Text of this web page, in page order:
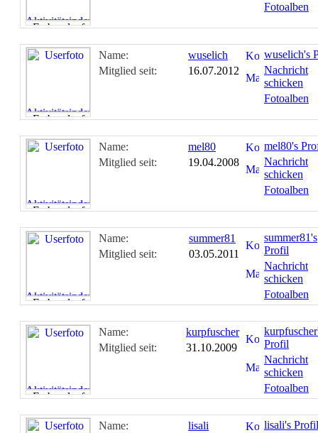
Fotoalben
Name:
wuselich
Mitglied seit:
16.07.2012
wuselich's
Nachricht
schicken
Fotoalben
Name:
mel80
Mitglied seit:
19.04.2008
mel80's
Nachricht
schicken
Fotoalben
Name:
summer81
Mitglied seit:
03.05.2011
summer81's
Profil
Nachricht
schicken
Fotoalben
Name:
kurpfuscher
Mitglied seit:
31.10.2009
Profil
Nachricht
schicken
Fotoalben
Name:
lisali
lisali's Profil